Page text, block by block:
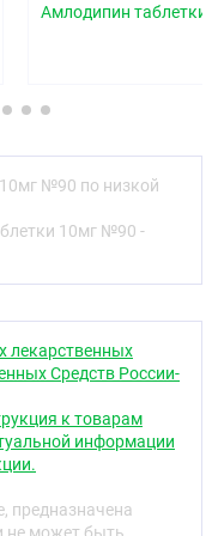
белого цвета.
каналов.
каналов
и
с
блокирует
(в большей
сосудов, чем в
Амлодипин таблетки
№90 по низкой
10мг №90 -
лекарственных
Средств России-
к товарам
информации
предназначена